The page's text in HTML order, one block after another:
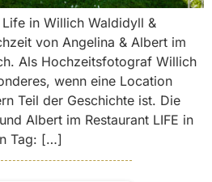
in Willich Waldidyll &
von Angelina & Albert im
Als Hochzeitsfotograf Willich
wenn eine Location
Teil der Geschichte ist. Die
Albert im Restaurant LIFE in
Tag: […]